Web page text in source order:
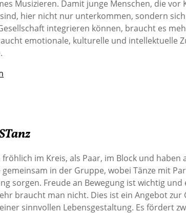
Musizieren. Damit junge Menschen, die vor
hier nicht nur unterkommen, sondern
integrieren können, braucht es
emotionale, kulturelle und intellektuelle
im Kreis, als Paar, im Block und haben
gemeinsam in der Gruppe, wobei Tänze mit
sorgen. Freude an Bewegung ist wichtig
braucht man nicht. Dies ist ein Angebot zur
sinnvollen Lebensgestaltung. Es fördert